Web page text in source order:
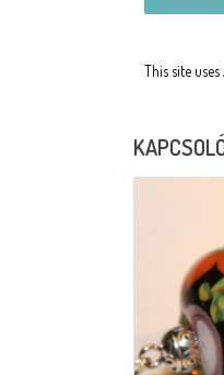
This site